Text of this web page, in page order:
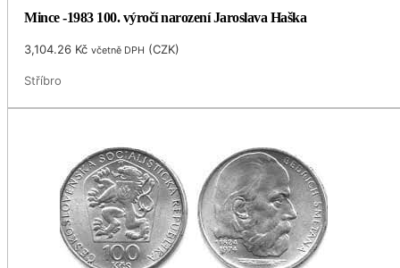
Mince -1983 100. výročí narození Jaroslava Haška
3,104.26 Kč včetně DPH (CZK)
Stříbro